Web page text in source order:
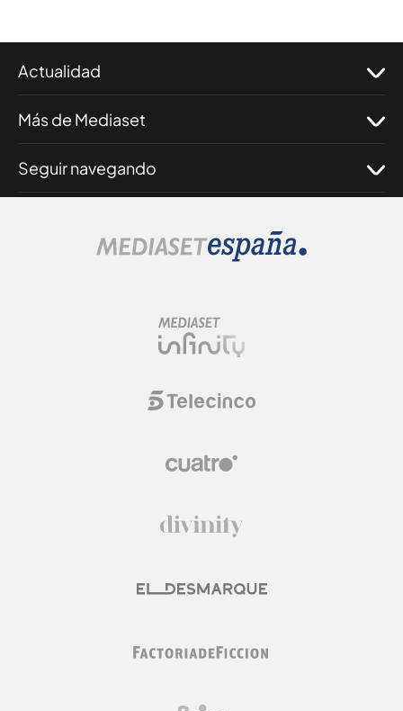
Actualidad
Más de Mediaset
Seguir navegando